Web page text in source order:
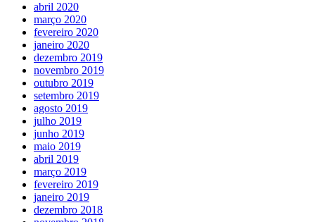
abril 2020
março 2020
fevereiro 2020
janeiro 2020
dezembro 2019
novembro 2019
outubro 2019
setembro 2019
agosto 2019
julho 2019
junho 2019
maio 2019
abril 2019
março 2019
fevereiro 2019
janeiro 2019
dezembro 2018